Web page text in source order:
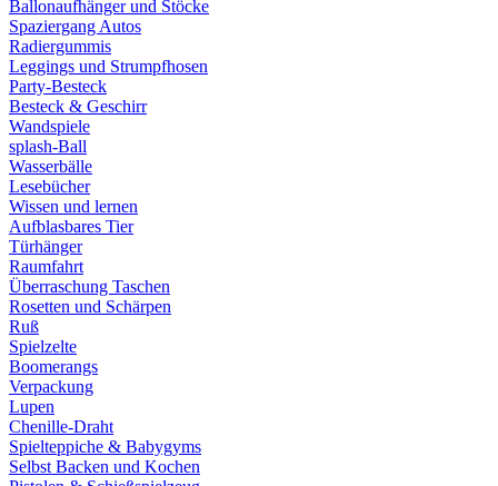
Ballonaufhänger und Stöcke
Spaziergang Autos
Radiergummis
Leggings und Strumpfhosen
Party-Besteck
Besteck & Geschirr
Wandspiele
splash-Ball
Wasserbälle
Lesebücher
Wissen und lernen
Aufblasbares Tier
Türhänger
Raumfahrt
Überraschung Taschen
Rosetten und Schärpen
Ruß
Spielzelte
Boomerangs
Verpackung
Lupen
Chenille-Draht
Spielteppiche & Babygyms
Selbst Backen und Kochen